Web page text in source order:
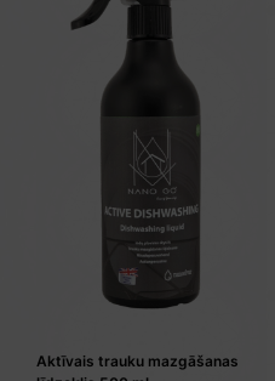
Aktīvais trauku mazgāšanas